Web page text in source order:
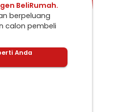
BeliRumah.
berpeluang
calon pembeli
Anda